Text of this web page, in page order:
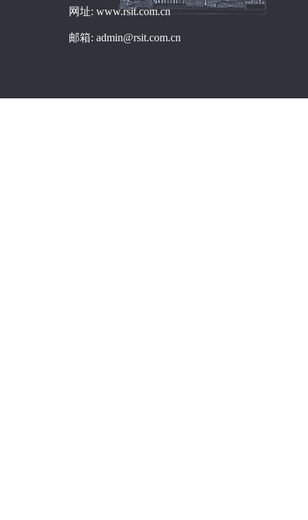
网址: www.rsit.com.cn
邮箱: admin@rsit.com.cn